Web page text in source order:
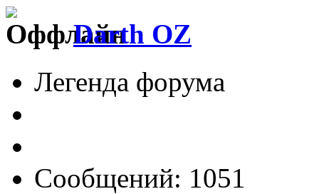
Darth OZ
Легенда форума
Сообщений: 1051